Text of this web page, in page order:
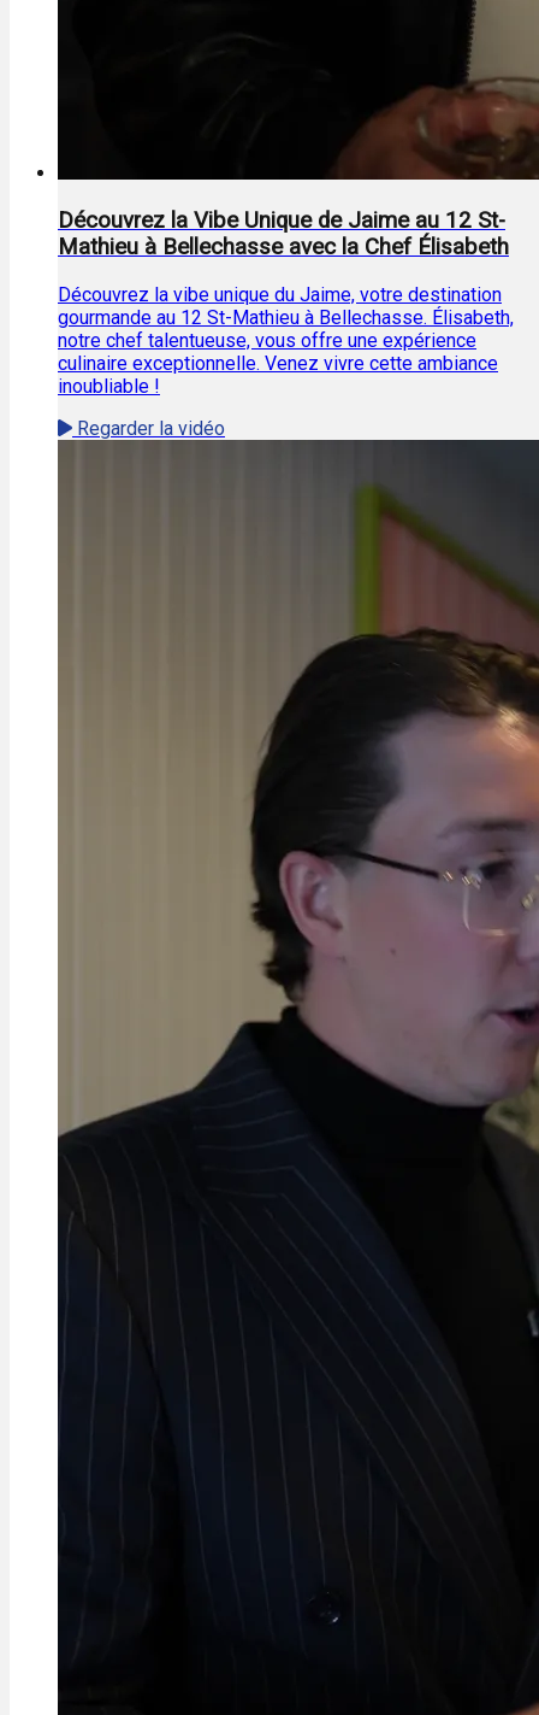
Découvrez la Vibe Unique de Jaime au 12 St-
Mathieu à Bellechasse avec la Chef Élisabeth
Découvrez la vibe unique du Jaime, votre destination
gourmande au 12 St-Mathieu à Bellechasse. Élisabeth,
notre chef talentueuse, vous offre une expérience
culinaire exceptionnelle. Venez vivre cette ambiance
inoubliable !
Regarder la vidéo